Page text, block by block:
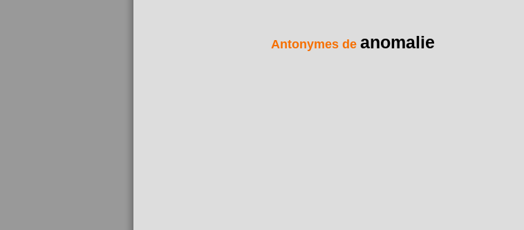
Antonymes de anomalie